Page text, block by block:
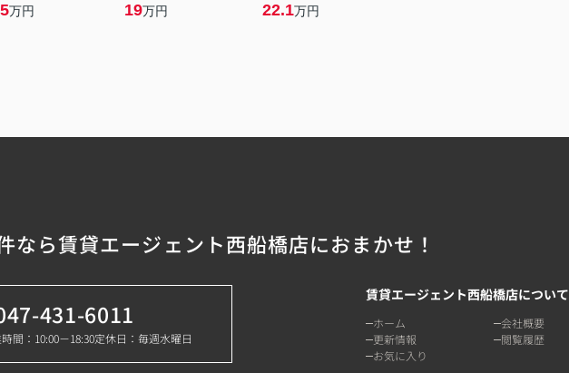
万円 19万円 22.1万円
なら賃貸エージェント西船橋店におまかせ！
431-6011
間：10:00－18:30定休日：毎週水曜日
賃貸エージェント西船橋店について
ホーム
会社概要
更新情報
閲覧履歴
お気に入り